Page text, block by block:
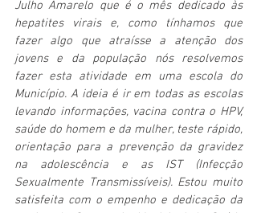
Julho Amarelo que é o mês dedicado às
hepatites virais e, como tínhamos que
fazer algo que atraísse a atenção dos
jovens e da população nós resolvemos
fazer esta atividade em uma escola do
Município. A ideia é ir em todas as escolas
levando informações, vacina contra o HPV,
saúde do homem e da mulher, teste rápido,
orientação para a prevenção da gravidez
na adolescência e as IST (Infecção
Sexualmente Transmissíveis). Estou muito
satisfeita com o empenho e dedicação da